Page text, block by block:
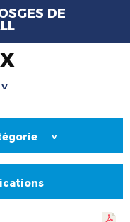
DE
>
>